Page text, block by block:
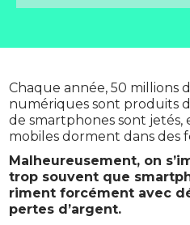
Chaque année, 50 millions
numériques sont produits
de smartphones sont jetés,
mobiles dorment dans des
Malheureusement, on
trop souvent que
riment forcément avec
pertes d’argent.